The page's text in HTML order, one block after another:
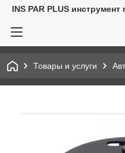
INS PAR PLUS
Товары и услуги